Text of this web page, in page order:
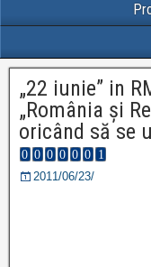
„22 iunie” in
„România şi
oricând să se
2011/06/23/